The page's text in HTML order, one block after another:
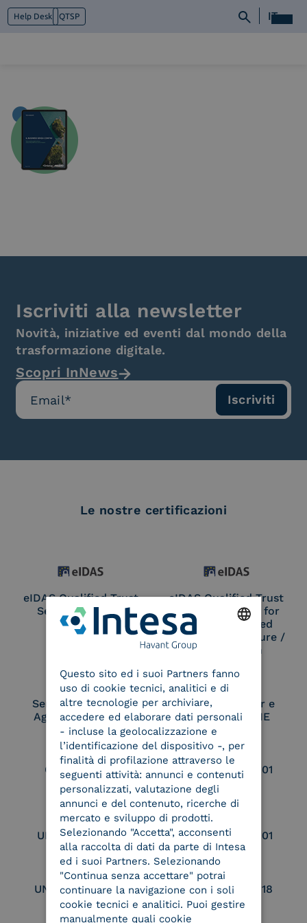
Help Desk QTSP IT
Cosa facciamo
Piattaforme
Industry
News e Media
Iscriviti alla newsletter
Novità, iniziative ed eventi dal mondo della
trasformazione digitale.
Scopri InNews
Le nostre certificazioni
eIDAS Qualified Trust
Service Provider
eIDAS Qualified Trust
Service Provider for
Remote Qualified
Electronic Signature /
Seal Creation
Service Provider e
Aggregatore SPID
Service Provider e
Aggregatore CIE
Conservatore
qualificato
UNI EN ISO 37001
UNI EN ISO 9001 UNI EN ISO 27001
UNI EN ISO 27017 UNI EN ISO 27018
ITALIAN
Questo sito ed i suoi Partners fanno
uso di cookie tecnici, analitici e di
altre tecnologie per archiviare,
accedere ed elaborare dati personali
- incluse la geolocalizzazione e
l’identificazione del dispositivo -, per
finalità di profilazione attraverso le
seguenti attività: annunci e contenuti
personalizzati, valutazione degli
annunci e del contenuto, ricerche di
mercato e sviluppo di prodotti.
Selezionando "Accetta", acconsenti
alla raccolta di dati da parte di Intesa
ed i suoi Partners. Selezionando
"Continua senza accettare" potrai
continuare la navigazione con i soli
cookie tecnici e analitici. Puoi gestire
manualmente quali cookie